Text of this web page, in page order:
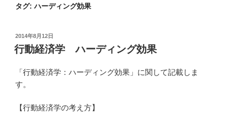
タグ:ハーディング効果
投
稿
日:
2014年8月12日
行動経済学 ハーディング効果
「行動経済学：ハーディング効果」に関して記載しま
す。
【行動経済学の考え方】